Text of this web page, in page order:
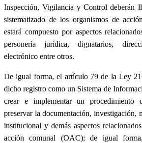
Inspección, Vigilancia y Control deberán
sistematizado de los organismos de
estará compuesto por aspectos
personería jurídica, dignatarios,
electrónico entre otros.
De igual forma, el artículo 79 de la Ley
dicho registro como un Sistema de
crear e implementar un procedimiento
preservar la documentación, investigación,
institucional y demás aspectos
acción comunal (OAC); de igual